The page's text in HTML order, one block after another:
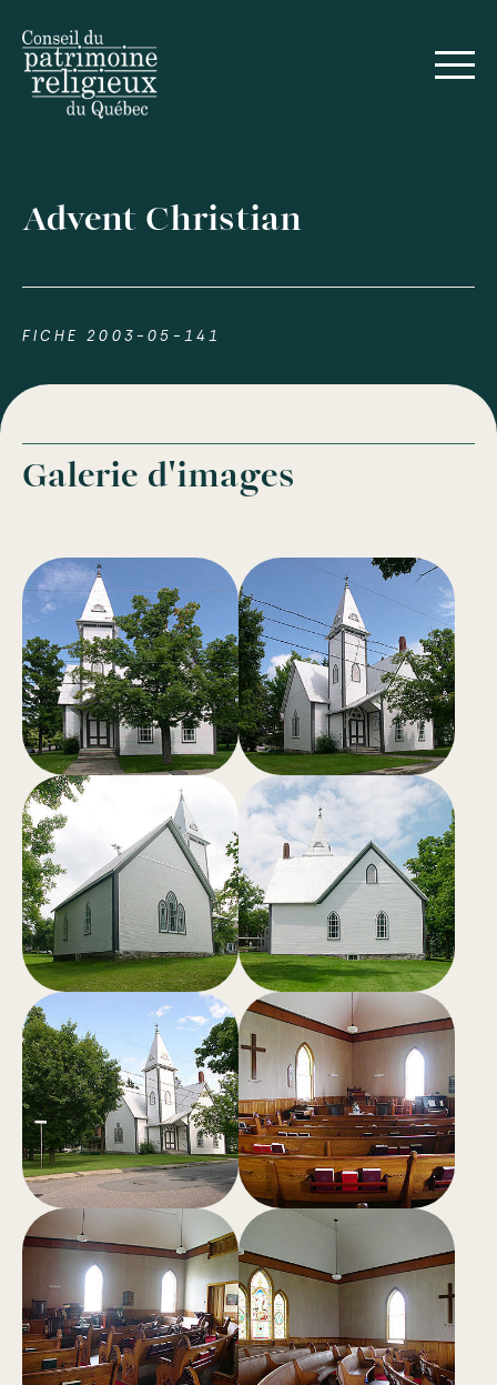
Advent Christian
FICHE 2003-05-141
Galerie d'images